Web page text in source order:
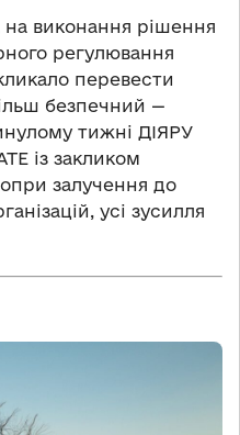
виконання рішення
регулювання
перевести
безпечний —
тижні ДІЯРУ
із закликом
залучення до
усі зусилля